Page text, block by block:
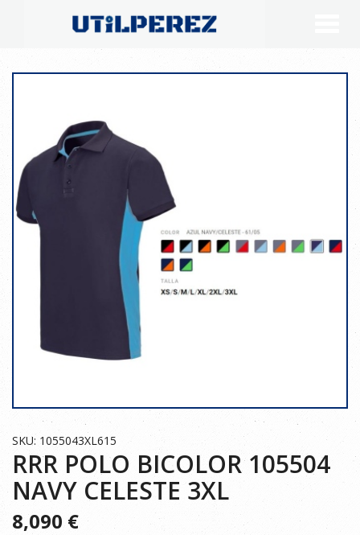
SKU: 1055043XL615
RRR POLO BICOLOR 105504
NAVY CELESTE 3XL
8,090 €